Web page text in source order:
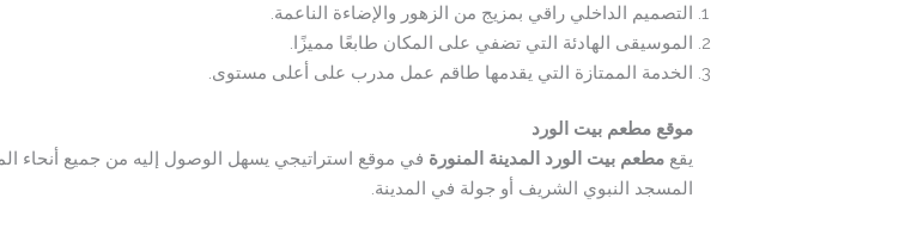
التصميم الداخلي راقي بمزيج من الزهور والإضاءة الناعمة.
الموسيقى الهادئة التي تضفي على المكان طابعًا مميزًا.
الخدمة الممتازة التي يقدمها طاقم عمل مدرب على أعلى مستوى.
موقع مطعم بيت الورد
يقع مطعم بيت الورد المدينة المنورة في موقع استراتيجي يسهل الوصول إليه من جميع أنحاء
المسجد النبوي الشريف أو جولة في المدينة.